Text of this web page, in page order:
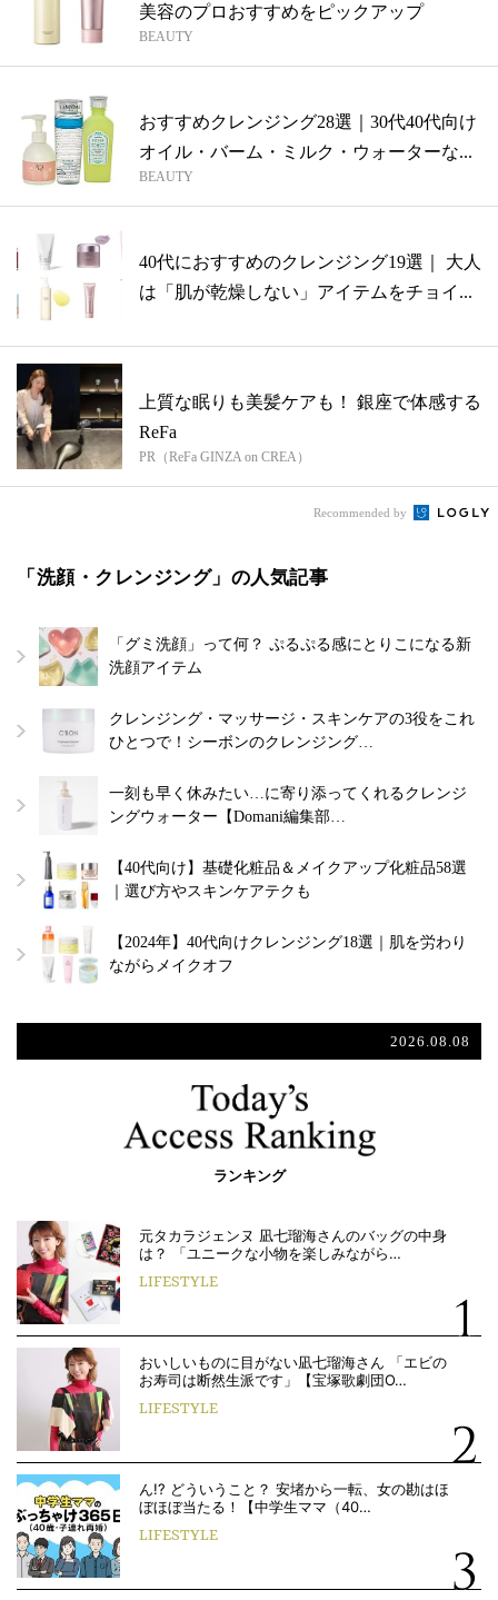
美容のプロおすすめをピックアップ
BEAUTY
おすすめクレンジング28選｜30代40代向け
オイル・バーム・ミルク・ウォーターな...
BEAUTY
40代におすすめのクレンジング19選｜ 大人
は「肌が乾燥しない」アイテムをチョイ...
上質な眠りも美髪ケアも！ 銀座で体感する
ReFa
PR（ReFa GINZA on CREA）
Recommended by
「洗顔・クレンジング」の人気記事
「グミ洗顔」って何？ ぷるぷる感にとりこになる新
洗顔アイテム
クレンジング・マッサージ・スキンケアの3役をこれ
ひとつで！シーボンのクレンジング…
一刻も早く休みたい…に寄り添ってくれるクレンジ
ングウォーター【Domani編集部…
【40代向け】基礎化粧品＆メイクアップ化粧品58選
｜選び方やスキンケアテクも
【2024年】40代向けクレンジング18選｜肌を労わり
ながらメイクオフ
2026.08.08
ランキング
元タカラジェンヌ 凪七瑠海さんのバッグの中身
は？ 「ユニークな小物を楽しみながら…
LIFESTYLE
おいしいものに目がない凪七瑠海さん 「エビの
お寿司は断然生派です」【宝塚歌劇団O…
LIFESTYLE
ん!? どういうこと？ 安堵から一転、女の勘はほ
ぼほぼ当たる！【中学生ママ（40…
LIFESTYLE